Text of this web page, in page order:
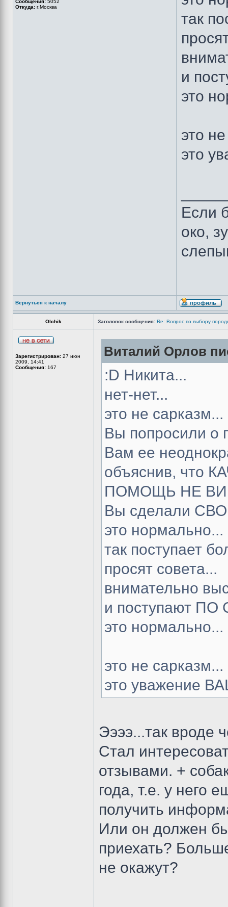
Сообщения: 5052
Откуда: г.Москва
так
и
это
это
это
Если
око,
Вернуться к началу
Olchik Заголовок сообщения: Re: Вопрос по выбору
Зарегистрирован: 27 июн
2009, 14:41
Сообщения: 167
Виталий Орлов
:D Никита...
нет-нет...
это не сарказм...
Вы попросили о
Вам ее
объяснив, что
ПОМОЩЬ НЕ
Вы сделали
это нормально...
так поступает
просят совета...
внимательно
и поступают
это нормально...
это не сарказм...
это уважение
Ээээ...так вроде
Стал
отзывами. +
года, т.е. у него
получить
Или он должен
приехать?
не окажут?